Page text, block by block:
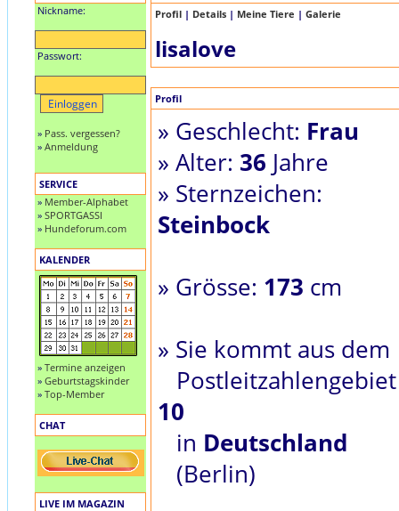
Nickname:
Passwort:
» Pass. vergessen?
» Anmeldung
SERVICE
» Member-Alphabet
» SPORTGASSI
» Hundeforum.com
KALENDER
» Termine anzeigen
» Geburtstagskinder
» Top-Member
CHAT
LIVE IM MAGAZIN
Profil | Details | Meine Tiere | Galerie
lisalove
Profil
» Geschlecht: Frau
» Alter: 36 Jahre
» Sternzeichen:
Steinbock
» Grösse: 173 cm
» Sie kommt aus dem
Postleitzahlengebiet
10
in Deutschland
(Berlin)